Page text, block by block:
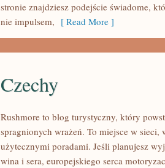
stronie znajdziesz podejście świadome,
nie impulsem, [ Read More ]
Czechy
Rushmore to blog turystyczny, który
spragnionych wrażeń. To miejsce w sieci,
użytecznymi poradami. Jeśli planujesz
wina i sera, europejskiego serca